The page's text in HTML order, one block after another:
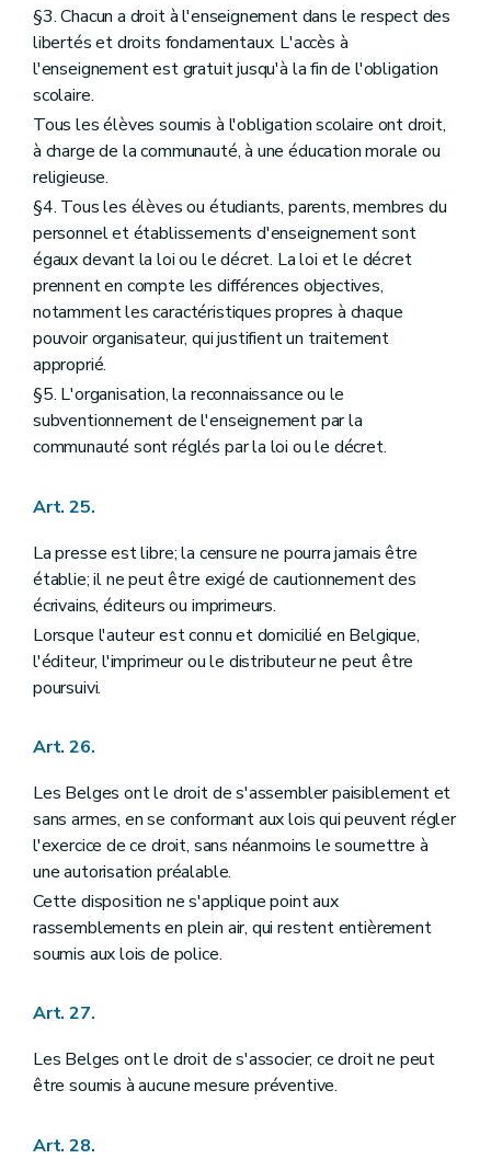
§3. Chacun a droit à l'enseignement dans le respect des
libertés et droits fondamentaux. L'accès à
l'enseignement est gratuit jusqu'à la fin de l'obligation
scolaire.
Tous les élèves soumis à l'obligation scolaire ont droit,
à charge de la communauté, à une éducation morale ou
religieuse.
§4. Tous les élèves ou étudiants, parents, membres du
personnel et établissements d'enseignement sont
égaux devant la loi ou le décret. La loi et le décret
prennent en compte les différences objectives,
notamment les caractéristiques propres à chaque
pouvoir organisateur, qui justifient un traitement
approprié.
§5. L'organisation, la reconnaissance ou le
subventionnement de l'enseignement par la
communauté sont réglés par la loi ou le décret.
Art. 25.
La presse est libre; la censure ne pourra jamais être
établie; il ne peut être exigé de cautionnement des
écrivains, éditeurs ou imprimeurs.
Lorsque l'auteur est connu et domicilié en Belgique,
l'éditeur, l'imprimeur ou le distributeur ne peut être
poursuivi.
Art. 26.
Les Belges ont le droit de s'assembler paisiblement et
sans armes, en se conformant aux lois qui peuvent régler
l'exercice de ce droit, sans néanmoins le soumettre à
une autorisation préalable.
Cette disposition ne s'applique point aux
rassemblements en plein air, qui restent entièrement
soumis aux lois de police.
Art. 27.
Les Belges ont le droit de s'associer; ce droit ne peut
être soumis à aucune mesure préventive.
Art. 28.